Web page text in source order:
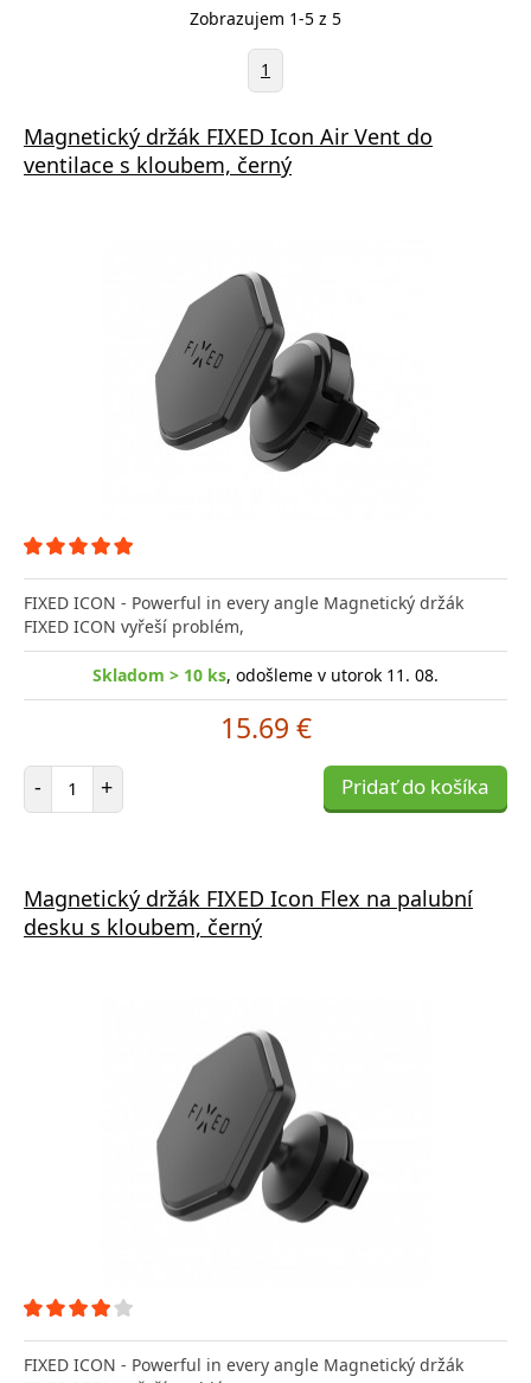
Zobrazujem 1-5 z 5
1
Magnetický držák FIXED Icon Air Vent do
ventilace s kloubem, černý
FIXED ICON - Powerful in every angle Magnetický držák
FIXED ICON vyřeší problém,
Skladom > 10 ks, odošleme v utorok 11. 08.
15.69 €
- Počet položiek
+ Pridať do košíka
Magnetický držák FIXED Icon Flex na palubní
desku s kloubem, černý
FIXED ICON - Powerful in every angle Magnetický držák